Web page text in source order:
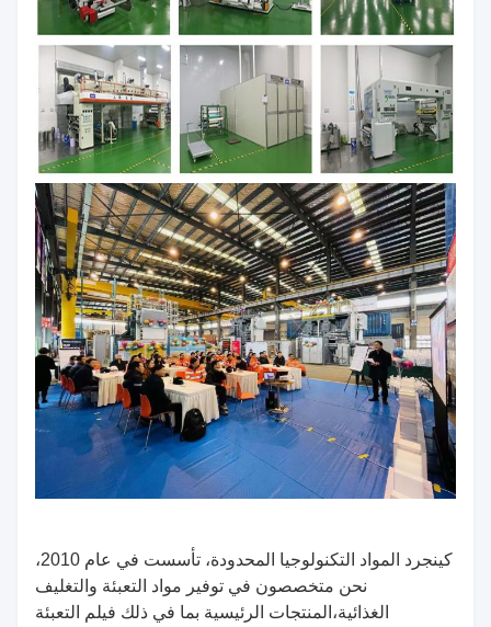
كينجرد المواد التكنولوجيا المحدودة، تأسست في عام 2010،
نحن متخصصون في توفير مواد التعبئة والتغليف
الغذائية، المنتجات الرئيسية بما في ذلك فيلم التعبئة